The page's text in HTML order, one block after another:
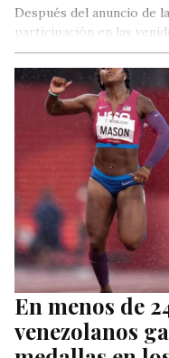
Después del anuncio de
participación en las
nacionales de Venezuela,
En menos de
venezolanos